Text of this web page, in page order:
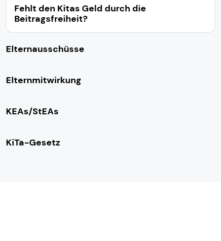
Fehlt den Kitas Geld durch die
Beitragsfreiheit?
Elternausschüsse
Elternmitwirkung
KEAs/StEAs
KiTa-Gesetz